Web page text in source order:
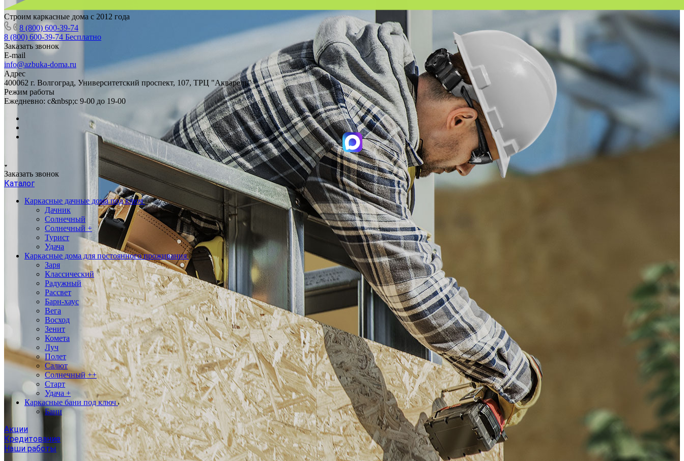
Строим каркасные дома с 2012 года
8 (800) 600-39-74
8 (800) 600-39-74 Бесплатно
Заказать звонок
E-mail
info@azbuka-doma.ru
Адрес
400062 г. Волгоград, Университетский проспект, 107, ТРЦ "Акварель"
Режим работы
Ежедневно: с&nbsp;с 9-00 до 19-00
Заказать звонок
Каталог
Каркасные дачные дома под ключ
Дачник
Солнечный
Солнечный +
Турист
Удача
Каркасные дома для постоянного проживания
Заря
Классический
Радужный
Рассвет
Барн-хаус
Вега
Восход
Зенит
Комета
Луч
Полет
Салют
Солнечный ++
Старт
Удача +
Каркасные бани под ключ
Бани
Акции
Кредитование
Наши работы